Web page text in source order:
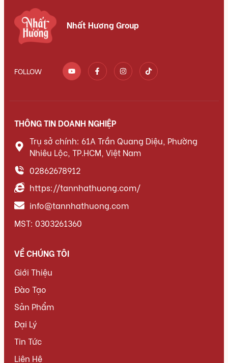
Nhất Hương Group
FOLLOW
THÔNG TIN DOANH NGHIỆP
Trụ sở chính: 61A Trần Quang Diệu, Phường
Nhiêu Lộc, TP.HCM, Việt Nam
02862678912
https://tannhathuong.com/
info@tannhathuong.com
MST: 0303261360
VỀ CHÚNG TÔI
Giới Thiệu
Đào Tạo
Sản Phẩm
Đại Lý
Tin Tức
Liên Hệ